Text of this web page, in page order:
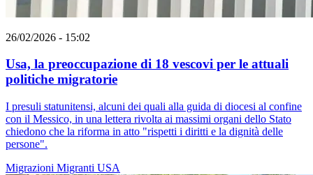
26/02/2026 - 15:02
Usa, la preoccupazione di 18 vescovi per le attuali
politiche migratorie
I presuli statunitensi, alcuni dei quali alla guida di diocesi al confine
con il Messico, in una lettera rivolta ai massimi organi dello Stato
chiedono che la riforma in atto "rispetti i diritti e la dignità delle
persone".
Migrazioni Migranti USA